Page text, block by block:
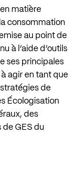
matière
consommation
au point de
à l’aide d’outils
ses principales
agir en tant que
de
Écologisation
des
GES du